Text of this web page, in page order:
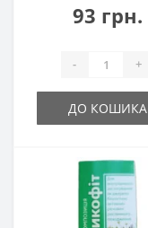
93 грн.
- +
ДО КОШИКА